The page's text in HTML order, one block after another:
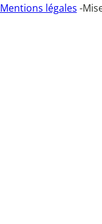
Mentions légales -